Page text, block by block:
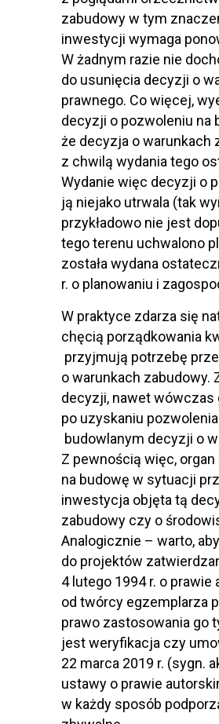
zabudowy w tym
inwestycji wymaga
W żadnym razie nie
do usunięcia decyzji o
prawnego. Co więcej,
decyzji o pozwoleniu na
że decyzja o warunkach
z chwilą wydania tego
Wydanie więc decyzji o
ją niejako utrwala (tak
przykładowo nie jest
tego terenu uchwalono
została wydana
r. o planowaniu i
W praktyce zdarza się
chęcią porządkowania
przyjmują potrzebę
o warunkach
decyzji, nawet wówczas
po uzyskaniu
budowlanym decyzji o
Z pewnością więc,
na budowę w sytuacji
inwestycja objęta tą
zabudowy czy o
Analogicznie – warto,
do projektów
4 lutego 1994 r. o
od twórcy egzemplarza
prawo zastosowania go
jest weryfikacja czy
22 marca 2019 r. (sygn.
ustawy o prawie
w każdy sposób